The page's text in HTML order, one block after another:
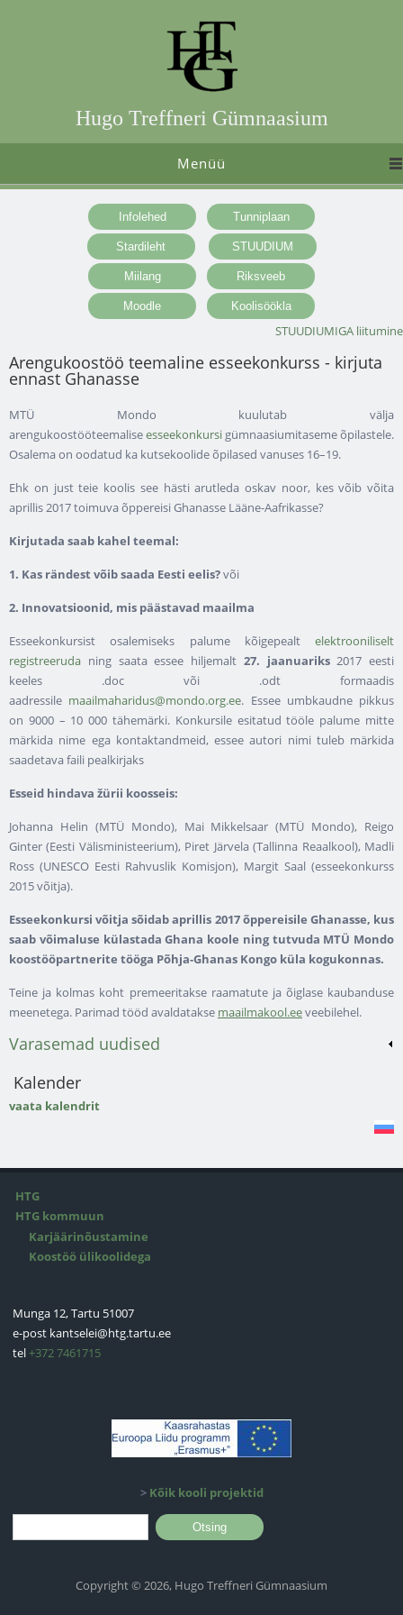
Hugo Treffneri Gümnaasium
Menüü
STUUDIUMIGA liitumine
Arengukoostöö teemaline esseekonkurss - kirjuta
ennast Ghanasse
MTÜ Mondo kuulutab välja
arengukoostööteemaliseesseekonkursi gümnaasiumitaseme õpilastele.
Osalema on oodatud ka kutsekoolide õpilased vanuses 16–19.
Ehk on just teie koolis see hästi arutleda oskav noor, kes võib võita
aprillis 2017 toimuva õppereisi Ghanasse Lääne-Aafrikasse?
Kirjutada saab kahel teemal:
1. Kas rändest võib saada Eesti eelis?või
2. Innovatsioonid, mis päästavad maailma
Esseekonkursist osalemiseks palume kõigepealt elektrooniliselt
registreeruda ning saata essee hiljemalt 27. jaanuariks2017 eesti
keeles .doc või .odt formaadis
aadressile maailmaharidus@mondo.org.ee. Essee umbkaudne pikkus
on 9000 – 10 000 tähemärki. Konkursile esitatud tööle palume mitte
märkida nime ega kontaktandmeid, essee autori nimi tuleb märkida
saadetava faili pealkirjaks
Esseid hindava žürii koosseis:
Johanna Helin (MTÜ Mondo), Mai Mikkelsaar (MTÜ Mondo), Reigo
Ginter (Eesti Välisministeerium), Piret Järvela (Tallinna Reaalkool), Madli
Ross (UNESCO Eesti Rahvuslik Komisjon), Margit Saal (esseekonkurss
2015 võitja).
Esseekonkursi võitja sõidab aprillis 2017 õppereisile Ghanasse, kus
saab võimaluse külastada Ghana koole ning tutvuda MTÜ Mondo
koostööpartnerite tööga Põhja-Ghanas Kongo küla kogukonnas.
Teine ja kolmas koht premeeritakse raamatute ja õiglase kaubanduse
meenetega. Parimad tööd avaldatakse maailmakool.eeveebilehel.
Varasemad uudised
Kalender
vaata kalendrit
HTG
HTG kommuun
Karjäärinõustamine
Koostöö ülikoolidega
Munga 12, Tartu 51007
e-post kantselei@htg.tartu.ee
tel+372 7461715
> Kõik kooli projektid
Otsinguvorm
Otsing
Copyright © 2026, Hugo Treffneri Gümnaasium